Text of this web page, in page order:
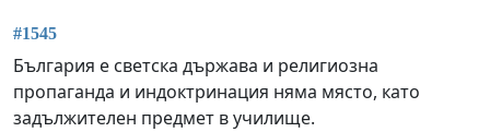
#1545
България е светска държава и религиозна
пропаганда и индоктринация няма място, като
задължителен предмет в училище.